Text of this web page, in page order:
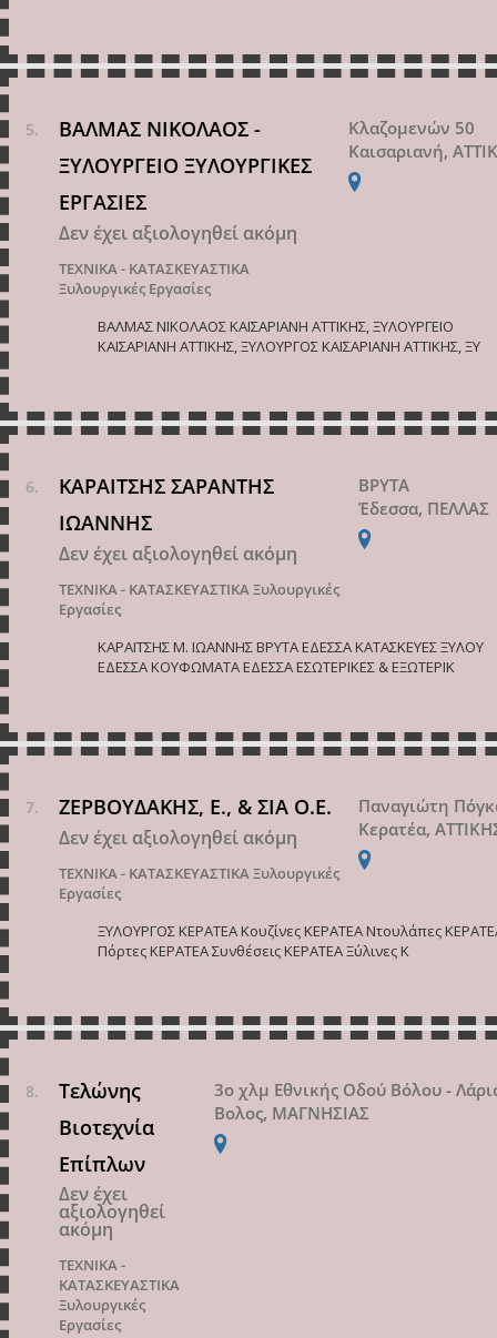
ΒΑΛΜΑΣ ΝΙΚΟΛΑΟΣ -
ΞΥΛΟΥΡΓΕΙΟ ΞΥΛΟΥΡΓΙΚΕΣ
ΕΡΓΑΣΙΕΣ
Δεν έχει αξιολογηθεί ακόμη
ΤΕΧΝΙΚΑ - ΚΑΤΑΣΚΕΥΑΣΤΙΚΑ
Ξυλουργικές Εργασίες
Κλαζομενών 50
Καισαριανή,
ΒΑΛΜΑΣ ΝΙΚΟΛΑΟΣ ΚΑΙΣΑΡΙΑΝΗ ΑΤΤΙΚΗΣ, ΞΥΛΟΥΡΓΕΙΟ
ΚΑΙΣΑΡΙΑΝΗ ΑΤΤΙΚΗΣ, ΞΥΛΟΥΡΓΟΣ ΚΑΙΣΑΡΙΑΝΗ ΑΤΤΙΚΗΣ, ΞΥ
ΚΑΡΑΙΤΣΗΣ ΣΑΡΑΝΤΗΣ
ΙΩΑΝΝΗΣ
Δεν έχει αξιολογηθεί ακόμη
ΤΕΧΝΙΚΑ - ΚΑΤΑΣΚΕΥΑΣΤΙΚΑΞυλουργικές
Εργασίες
ΒΡΥΤΑ
Έδεσσα, ΠΕΛΛΑΣ
ΚΑΡΑΪΤΣΗΣ Μ. ΙΩΑΝΝΗΣ ΒΡΥΤΑ ΕΔΕΣΣΑ KATAΣΚΕΥΕΣ ΞΥΛΟΥ
ΕΔΕΣΣΑ ΚΟΥΦΩΜΑΤΑ ΕΔΕΣΣΑ ΕΣΩΤΕΡΙΚΕΣ & ΕΞΩΤΕΡΙΚ
ΖΕΡΒΟΥΔΑΚΗΣ, Ε., & ΣΙΑ Ο.Ε.
Δεν έχει αξιολογηθεί ακόμη
ΤΕΧΝΙΚΑ - ΚΑΤΑΣΚΕΥΑΣΤΙΚΑΞυλουργικές
Εργασίες
Παναγιώτη
Κερατέα,
ΞΥΛΟΥΡΓΟΣ ΚΕΡΑΤΕΑ Κουζίνες ΚΕΡΑΤΕΑ Ντουλάπες
Πόρτες ΚΕΡΑΤΕΑ Συνθέσεις ΚΕΡΑΤΕΑ Ξύλινες Κ
Τελώνης
Βιοτεχνία
Επίπλων
Δεν έχει
αξιολογηθεί
ακόμη
ΤΕΧΝΙΚΑ -
ΚΑΤΑΣΚΕΥΑΣΤΙΚΑ
Ξυλουργικές
Εργασίες
3ο χλμ Εθνικής Οδού Βόλου -
Βολος, ΜΑΓΝΗΣΙΑΣ